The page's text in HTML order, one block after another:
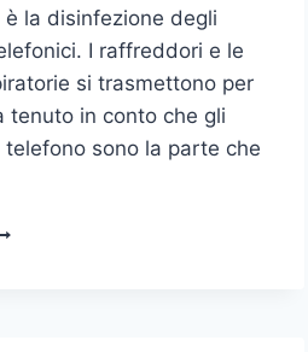
la disinfezione degli
I raffreddori e le
si trasmettono per
tenuto in conto che gli
telefono sono la parte che